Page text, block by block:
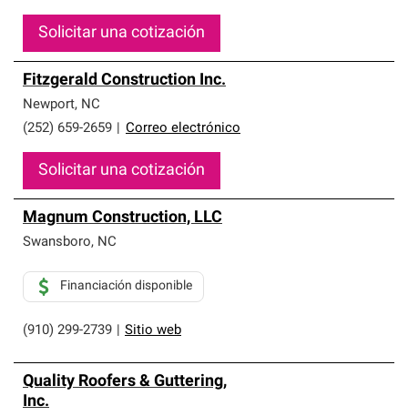
Solicitar una cotización
Fitzgerald Construction Inc.
Newport, NC
(252) 659-2659
Correo electrónico
Solicitar una cotización
Magnum Construction, LLC
Swansboro, NC
(910) 299-2739 Sitio web
Financiación disponible
Quality Roofers & Guttering,
Inc.